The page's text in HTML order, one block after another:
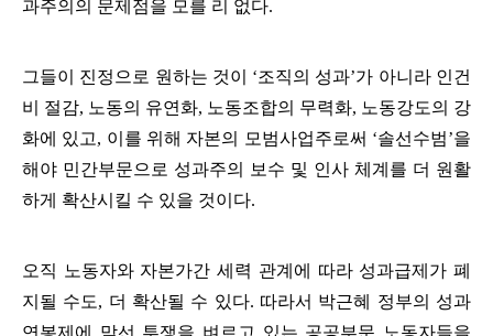
과주의의 문제점을 모를 리 없다.
그들이 진정으로 원하는 것이 ‘조직의 성과’가 아니라 인건
비 절감, 노동의 유연화, 노동조합의 무력화, 노동강도의 강
화에 있고, 이를 위해 자본의 모범사업주로써 ‘솔선수범’을
해야 민간부문으로 성과주의 보수 및 인사 체계를 더 원활
하게 확산시킬 수 있을 것이다.
오직 노동자와 자본가간 세력 관계에 따라 성과급제가 폐
지될 수도, 더 확산될 수 있다. 따라서 박근혜 정부의 성과
연봉제에 맞선 투쟁을 벼르고 있는 공공부문 노동자들을